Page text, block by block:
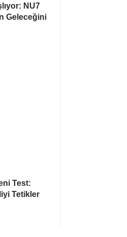
NU7
Geleceğini
Test:
Tetikler